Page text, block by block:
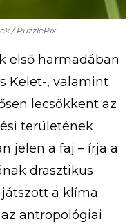
/ PuzzlePix
első harmadában
Kelet-, valamint
lecsökkent az
területének
jelen a faj – írja a
drasztikus
játszott a klíma
antropológiai